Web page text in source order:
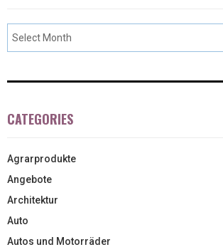
CATEGORIES
Agrarprodukte
Angebote
Architektur
Auto
Autos und Motorräder